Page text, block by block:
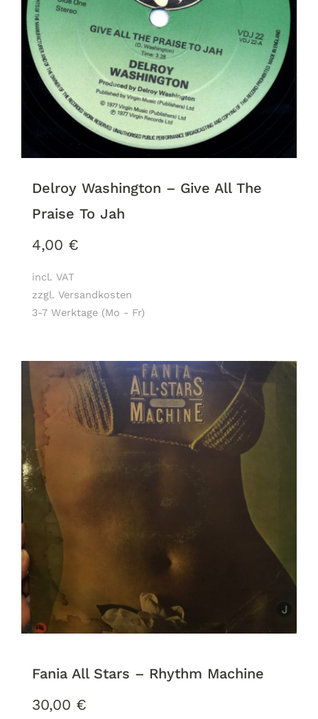
Delroy Washington ‎– Give All The
Praise To Jah
4,00 €
incl. VAT
zzgl. Versandkosten
3-7 Werktage (Mo - Fr)
Fania All Stars – Rhythm Machine
30,00 €